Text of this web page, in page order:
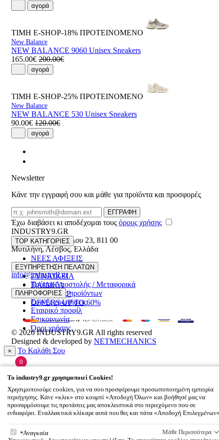
αγορά
ΤΙΜΗ E-SHOP-18% ΠΡΟΤΕΙΝΟΜΕΝΟ
New Balance
NEW BALANCE 9060 Unisex Sneakers
165.00€ 200.00€
αγορά
ΤΙΜΗ E-SHOP-25% ΠΡΟΤΕΙΝΟΜΕΝΟ
New Balance
NEW BALANCE 530 Unisex Sneakers
90.00€ 120.00€
αγορά
Newsletter
Κάνε την εγγραφή σου και μάθε για προϊόντα και προσφορές
Email
ΕΓΓΡΑΦΗ
Έχω διαβάσει κι αποδέχομαι τους όρους χρήσης
INDUSTRY9.GR
Ελευθέριου Βενιζέλου 23, 811 00
Μυτιλήνη,Λέσβος,Ελλάδα
22510 55629
info@industry9.gr
TOP ΚΑΤΗΓΟΡΙΕΣ
ΝΕΕΣ ΑΦΙΞΕΙΣ
ΑΝΔΡΙΚΑ
ΓΥΝΑΙΚΕΙΑ
ΠΑΙΔΙΚΑ
ΑΞΕΣΟΥΑΡ
OFFERS UP TO 60%
ΕΞΥΠΗΡΕΤΗΣΗ ΠΕΛΑΤΩΝ
Τρόποι Αποστολής / Μεταφορικά
Επιστροφές προϊόντων
Συχνές ερωτήσεις
ΠΛΗΡΟΦΟΡΙΕΣ
Εταιρικό προφίλ
Επικοινωνία
Όροι χρήσης
© 2026INDUSTRY9.GR All rights reserved
Designed & developed by NETMECHANICS
× Το Καλάθι Σου
0
To industry9.gr χρησιμοποιεί Cookies!
Χρησιμοποιούμε cookies, για να σου προσφέρουμε προσωποποιημένη εμπειρία
περιήγησης. Κάνε «κλικ» στο κουμπί «Αποδοχή Όλων» και βοήθησέ μας να
προσαρμόσουμε τις προτάσεις μας αποκλειστικά στο περιεχόμενο που σε
ενδιαφέρει. Εναλλακτικά κλίκαρε αυτά που θες και πάτα «Αποδοχή
To
Αναγκαία Μάθε Περισσότερα